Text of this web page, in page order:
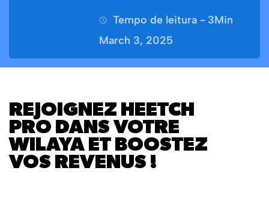
Tempo de leitura - 3Min
March 3, 2025
REJOIGNEZ HEETCH
PRO DANS VOTRE
WILAYA ET BOOSTEZ
VOS REVENUS !